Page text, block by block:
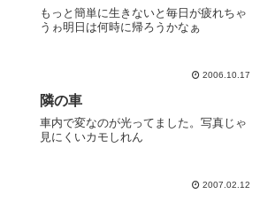
もっと簡単に生きないと毎日が疲れちゃ
うゎ明日は何時に帰ろうかなぁ
2006.10.17
隣の車
車内で変なのが光ってました。写真じゃ
見にくいカモしれん
2007.02.12